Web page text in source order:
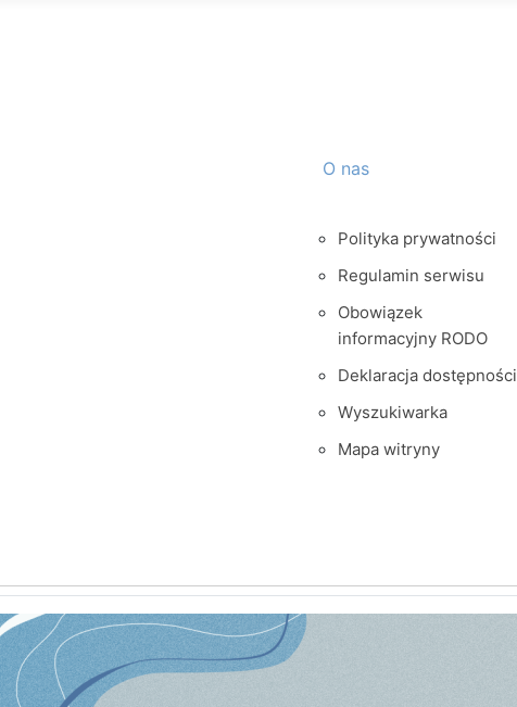
O nas
Polityka prywatności
Regulamin serwisu
Obowiązek
informacyjny RODO
Deklaracja dostępności
Wyszukiwarka
Mapa witryny